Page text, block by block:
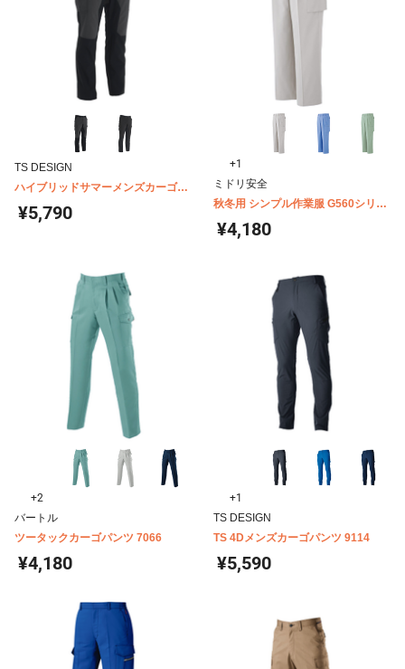
TS DESIGN
ハイブリッドサマーメンズカーゴパ
ンツ 84604
¥5,790
+1
ミドリ安全
秋冬用 シンプル作業服 G560シリー
ズ カーゴスラックス
¥4,180
+2
バートル
ツータックカーゴパンツ 7066
¥4,180
+1
TS DESIGN
TS 4Dメンズカーゴパンツ 9114
¥5,590